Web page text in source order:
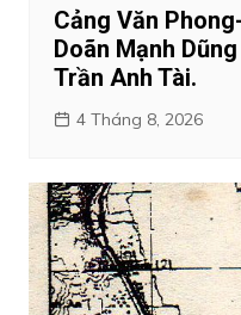
Cảng Văn
Doãn Mạnh
Trần Anh Tài.
4 Tháng 8, 2026